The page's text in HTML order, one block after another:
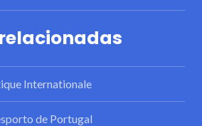
Internationale
de Portugal